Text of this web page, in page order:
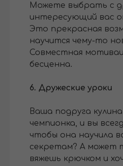
Можете выбрать с
интересующий вас
Это прекрасная
научится чему-то
Совместная
бесценна.
6. Дружеские уроки
Ваша подруга
чемпионка, и вы
чтобы она научила
секретам? А может
вяжешь крючком и